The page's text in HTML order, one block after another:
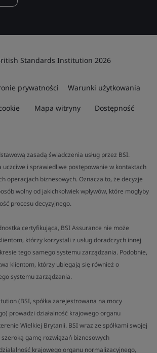
Standards Institution 2026
prywatności Warunki użytkowania
Mapa witryny Dostępność
zasadą świadczenia usług przez BSI.
uczciwe i sprawiedliwe postępowanie w kontaktach
operacjach biznesowych. Oznacza to, że decyzje
wolny od jakichkolwiek wpływów, które mogłyby
procesu decyzyjnego.
certyfikująca, BSI Assurance nie może
którzy korzystali z usług doradczych innej
tego samego systemu zarządzania. Podobnie,
klientom, którzy ubiegają się również o
systemu zarządzania.
(BSI, spółka zarejestrowana na mocy
prowadzi działalność krajowego organu
Wielkiej Brytanii. BSI wraz ze spółkami swojej
gamę rozwiązań biznesowych
krajowego organu normalizacyjnego,